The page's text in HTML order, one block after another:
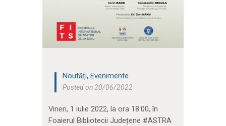
Noutăți, Evenimente
Posted on 30/06/2022
Vineri, 1 iulie 2022, la ora 18:00, în
Foaierul Bibliotecii Județene #ASTRA